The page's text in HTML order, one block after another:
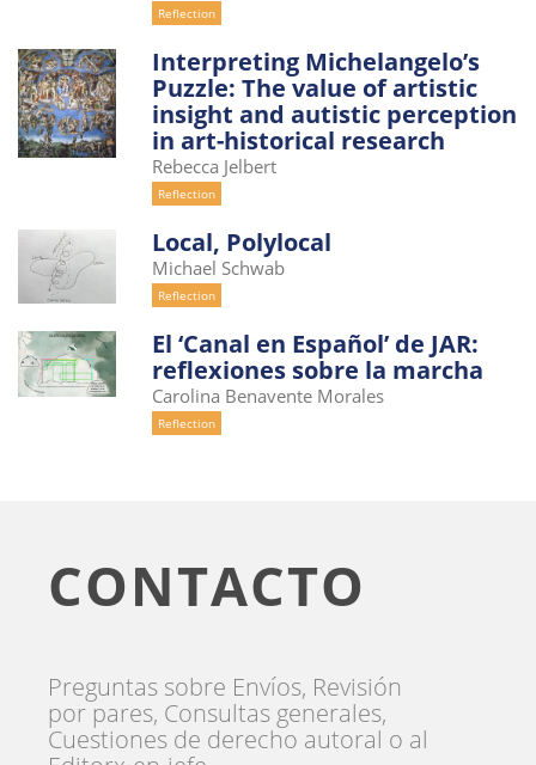
Reflection
Interpreting Michelangelo’s
Puzzle: The value of artistic
insight and autistic perception
in art-historical research
Rebecca Jelbert
Reflection
Local, Polylocal
Michael Schwab
Reflection
El ‘Canal en Español’ de JAR:
reflexiones sobre la marcha
Carolina Benavente Morales
Reflection
CONTACTO
Preguntas sobre Envíos, Revisión
por pares, Consultas generales,
Cuestiones de derecho autoral o al